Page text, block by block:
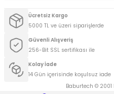
Ücretsiz Kargo
5000 TL ve üzeri siparişlerde
Güvenli Alışveriş
256-Bit SSL sertifikası ile
Kolay İade
14 Gün içerisinde koşulsuz iade
Baburtech © 2001